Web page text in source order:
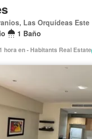
Las Orquídeas Este
1 Baño
hora en - Habitants Real Estate